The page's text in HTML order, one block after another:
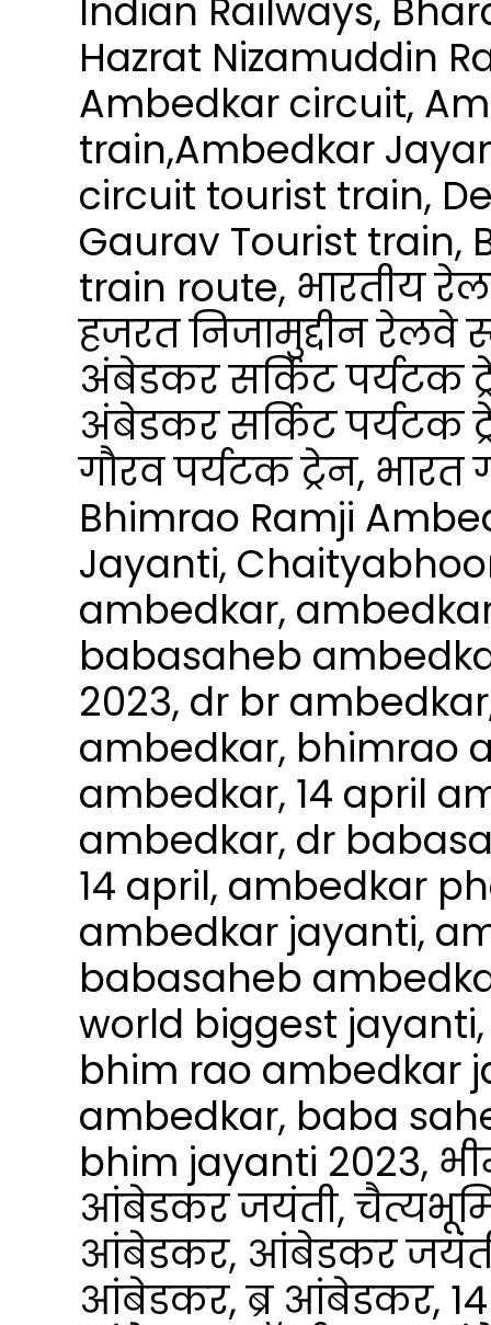
Indian Railways,
Hazrat Nizamuddin
Ambedkar circuit,
train,Ambedkar
circuit tourist train,
Gaurav Tourist train,
train route, भारतीय
हजरत निजामुद्दीन
अंबेडकर सर्किट पर्यटक
अंबेडकर सर्किट पर्यटक
गौरव पर्यटक ट्रेन, भारत
Bhimrao Ramji
Jayanti,
ambedkar,
babasaheb
2023, dr br
ambedkar, bhimrao
ambedkar, 14 april
ambedkar, dr
14 april, ambedkar
ambedkar jayanti,
babasaheb
world biggest
bhim rao ambedkar
ambedkar, baba
bhim jayanti 2023,
आंबेडकर जयंती,
आंबेडकर, आंबेडकर जयंती
आंबेडकर, ब्र आंबेडकर, 14